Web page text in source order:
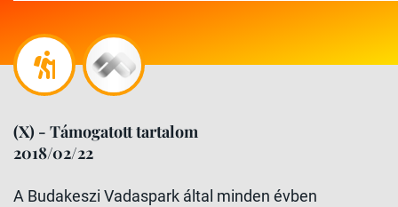
(X) - Támogatott tartalom
2018/02/22
A Budakeszi Vadaspark által minden évben